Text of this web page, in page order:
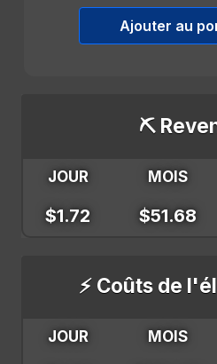
Ajouter au
⛏️
JOUR MOIS
$1.72 $51.68
⚡ Coûts de
JOUR MOIS